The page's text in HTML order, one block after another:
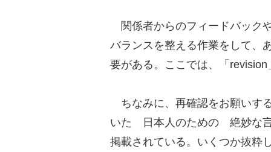
関係者からのフィードバック
バランスを整える作業をして、
要がある。ここでは、「
ちなみに、再確認をお願いす
いた 日本人のための 絶妙な言
掲載されている。いくつか抜粋